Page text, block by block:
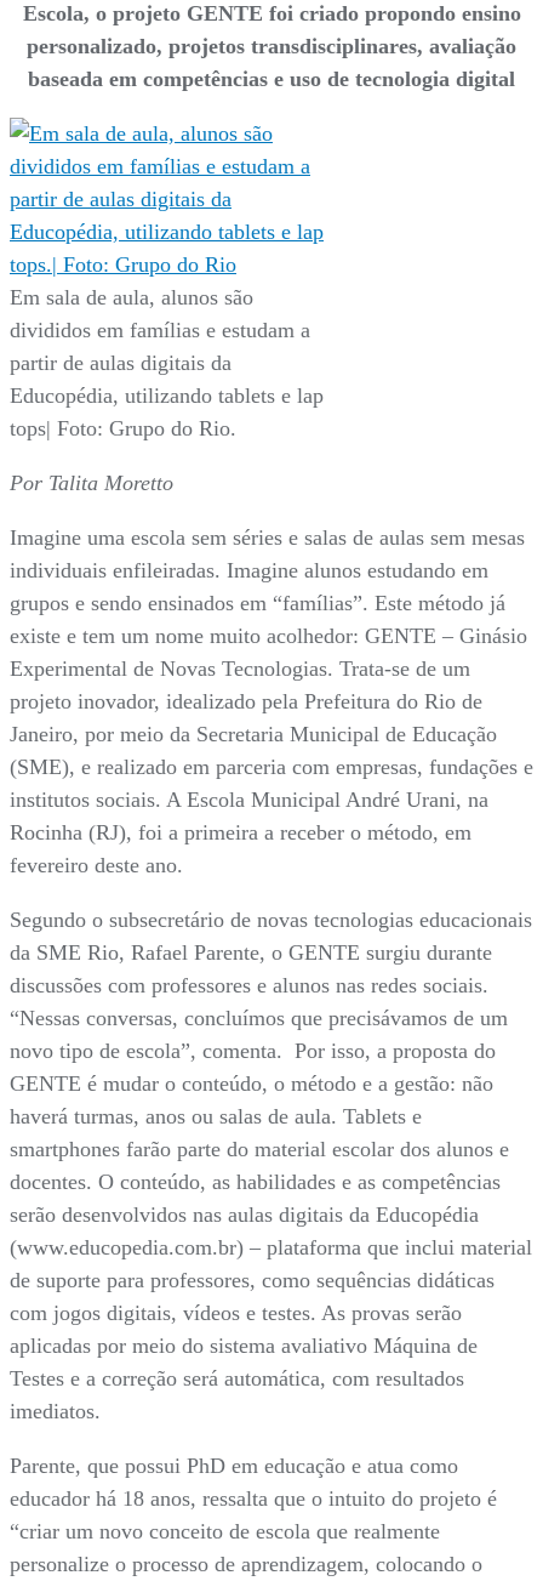
Escola, o projeto GENTE foi criado propondo ensino
personalizado, projetos transdisciplinares, avaliação
baseada em competências e uso de tecnologia digital
Em sala de aula, alunos são
divididos em famílias e estudam a
partir de aulas digitais da
Educopédia, utilizando tablets e lap
tops| Foto: Grupo do Rio.
Por Talita Moretto
Imagine uma escola sem séries e salas de aulas sem mesas
individuais enfileiradas. Imagine alunos estudando em
grupos e sendo ensinados em “famílias”. Este método já
existe e tem um nome muito acolhedor: GENTE – Ginásio
Experimental de Novas Tecnologias. Trata-se de um
projeto inovador, idealizado pela Prefeitura do Rio de
Janeiro, por meio da Secretaria Municipal de Educação
(SME), e realizado em parceria com empresas, fundações e
institutos sociais. A Escola Municipal André Urani, na
Rocinha (RJ), foi a primeira a receber o método, em
fevereiro deste ano.
Segundo o subsecretário de novas tecnologias educacionais
da SME Rio, Rafael Parente, o GENTE surgiu durante
discussões com professores e alunos nas redes sociais.
“Nessas conversas, concluímos que precisávamos de um
novo tipo de escola”, comenta. Por isso, a proposta do
GENTE é mudar o conteúdo, o método e a gestão: não
haverá turmas, anos ou salas de aula. Tablets e
smartphones farão parte do material escolar dos alunos e
docentes. O conteúdo, as habilidades e as competências
serão desenvolvidos nas aulas digitais da Educopédia
(www.educopedia.com.br) – plataforma que inclui material
de suporte para professores, como sequências didáticas
com jogos digitais, vídeos e testes. As provas serão
aplicadas por meio do sistema avaliativo Máquina de
Testes e a correção será automática, com resultados
imediatos.
Parente, que possui PhD em educação e atua como
educador há 18 anos, ressalta que o intuito do projeto é
“criar um novo conceito de escola que realmente
personalize o processo de aprendizagem, colocando o